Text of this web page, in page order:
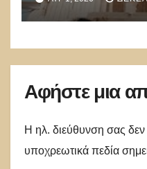
Αφήστε μια
Η ηλ. διεύθυνση σας δεν
υποχρεωτικά πεδία